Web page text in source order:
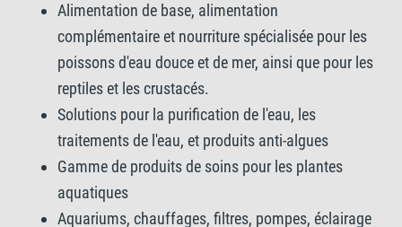
Alimentation de base, alimentation
complémentaire et nourriture spécialisée pour les
poissons d'eau douce et de mer, ainsi que pour les
reptiles et les crustacés.
Solutions pour la purification de l'eau, les
traitements de l'eau, et produits anti-algues
Gamme de produits de soins pour les plantes
aquatiques
Aquariums, chauffages, filtres, pompes, éclairage